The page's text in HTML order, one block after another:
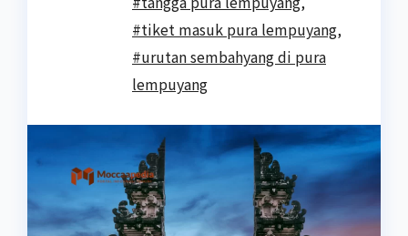
#tiket masuk pura lempuyang,
#urutan sembahyang di pura
lempuyang